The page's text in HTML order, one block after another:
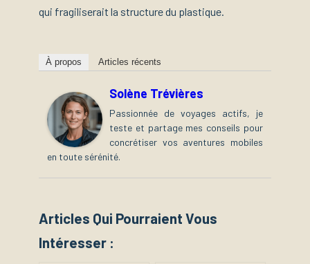
qui fragiliserait la structure du plastique.
À propos Articles récents
Solène Trévières
Passionnée de voyages actifs, je
teste et partage mes conseils pour
concrétiser vos aventures mobiles
en toute sérénité.
Articles Qui Pourraient Vous
Intéresser :